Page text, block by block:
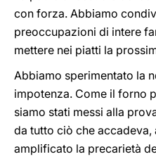
con forza. Abbiamo
preoccupazioni di intere
mettere nei piatti la
Abbiamo sperimentato la
impotenza. Come il forno
siamo stati messi alla
da tutto ciò che
amplificato la precarietà